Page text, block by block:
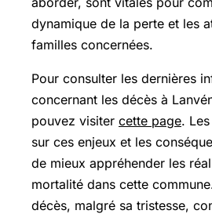
dynamique de la perte et les
familles concernées.
Pour consulter les dernières
concernant les décès à
pouvez visiter cette page.
sur ces enjeux et les
de mieux appréhender les
mortalité dans cette
décès, malgré sa tristesse,